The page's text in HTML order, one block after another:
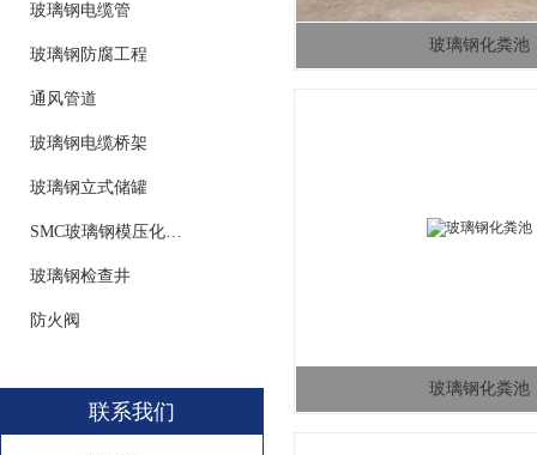
玻璃钢电缆管
玻璃钢防腐工程
通风管道
玻璃钢电缆桥架
玻璃钢立式储罐
SMC玻璃钢模压化粪池
玻璃钢检查井
防火阀
联系我们
玻璃钢化粪池
玻璃钢化粪池